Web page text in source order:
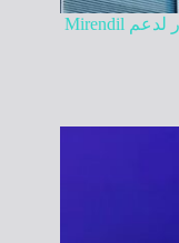
جوجل كلاود تستثمر بأكثر من 100 مليون دولار لدعم Mirendil